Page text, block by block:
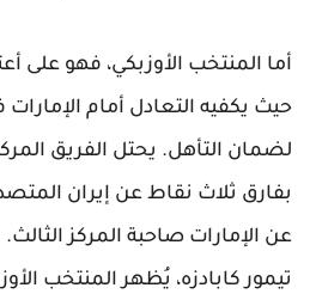
أما المنتخب الأوزبكي، فهو على
حيث يكفيه التعادل أمام الإمارات
لضمان التأهل. يحتل الفريق
بفارق ثلاث نقاط عن إيران
عن الإمارات صاحبة المركز
تيمور كابادزه، يُظهر المنتخب